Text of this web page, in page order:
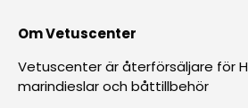
Om Vetuscenter
Vetuscenter är återförsäljare för
marindieslar och båttillbehör